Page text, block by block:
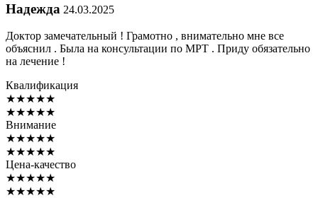
Надежда 24.03.2025
Доктор замечательный ! Грамотно , внимательно мне все
объяснил . Была на консультации по МРТ . Приду обязательно
на лечение !
Квалификация
★★★★★
★★★★★
Внимание
★★★★★
★★★★★
Цена-качество
★★★★★
★★★★★